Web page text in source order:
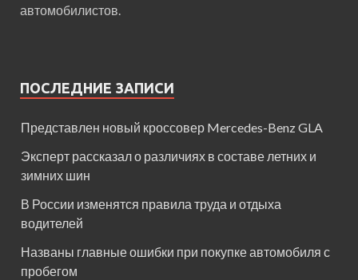
автомобилистов.
ПОСЛЕДНИЕ ЗАПИСИ
Представлен новый кроссовер Mercedes-Benz GLA
Эксперт рассказал о различиях в составе летних и
зимних шин
В России изменятся правила труда и отдыха
водителей
Названы главные ошибки при покупке автомобиля с
пробегом